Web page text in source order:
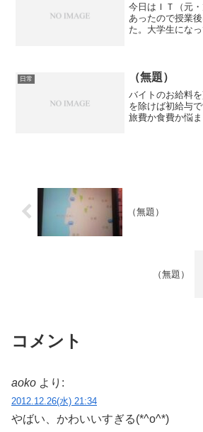
今日はＩＴ（元
あったので授業
た。大学生にな
ップミュージッ
いのでロシア民
り歌っていまし
日常 （無題）
バイトのお給料
を除けば初給与
旅費か食費か悩
と食費に充てら
チーズでも買う
（無題）
（無題）
コメント
aoko より:
2012.12.26(水) 21:34
やばい、かわいいすぎる(*^o^*)